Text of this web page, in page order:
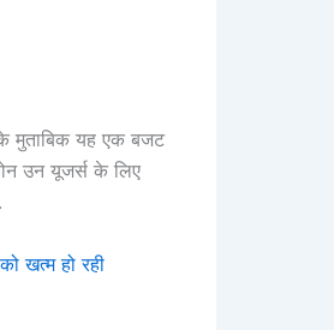
मुताबिक यह एक बजट
उन यूजर्स के लिए
खत्म हो रही